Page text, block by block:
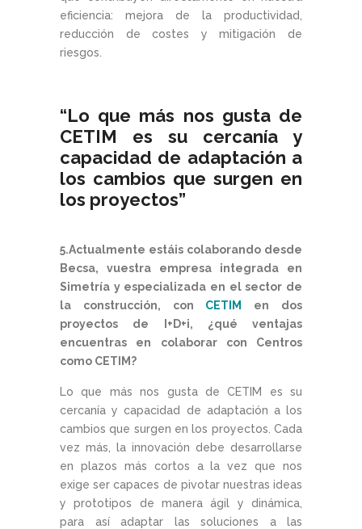
eficiencia: mejora de la productividad,
reducción de costes y mitigación de
riesgos.
“Lo que más nos gusta de
CETIM es su cercanía y
capacidad de adaptación a
los cambios que surgen en
los proyectos”
5.Actualmente estáis colaborando desde
Becsa, vuestra empresa integrada en
Simetría y especializada en el sector de
la construcción, con CETIM
en dos
proyectos de I+D+i, ¿qué ventajas
encuentras en colaborar con Centros
como CETIM?
Lo que más nos gusta de CETIM es su
cercanía y capacidad de adaptación a los
cambios que surgen en los proyectos. Cada
vez más, la innovación debe desarrollarse
en plazos más cortos a la vez que nos
exige ser capaces de pivotar nuestras ideas
y prototipos de manera ágil y dinámica,
para así adaptar las soluciones a las